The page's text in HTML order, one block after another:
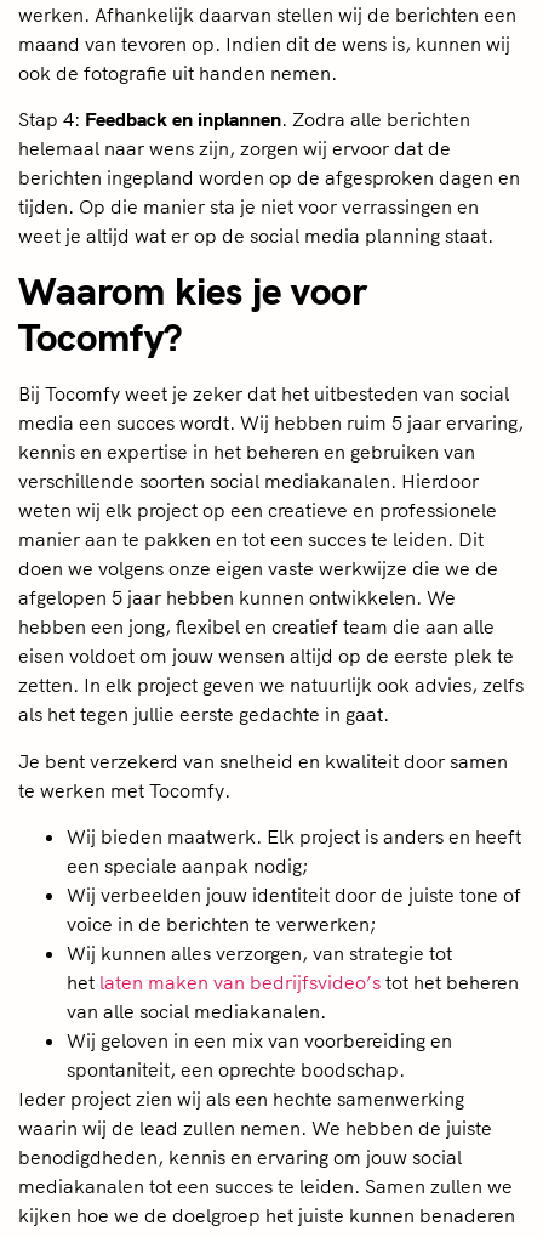
werken. Afhankelijk daarvan stellen wij de berichten een
maand van tevoren op. Indien dit de wens is, kunnen wij
ook de fotografie uit handen nemen.
Stap 4: Feedback en inplannen. Zodra alle berichten
helemaal naar wens zijn, zorgen wij ervoor dat de
berichten ingepland worden op de afgesproken dagen en
tijden. Op die manier sta je niet voor verrassingen en
weet je altijd wat er op de social media planning staat.
Waarom kies je voor
Tocomfy?
Bij Tocomfy weet je zeker dat het uitbesteden van social
media een succes wordt. Wij hebben ruim 5 jaar ervaring,
kennis en expertise in het beheren en gebruiken van
verschillende soorten social mediakanalen. Hierdoor
weten wij elk project op een creatieve en professionele
manier aan te pakken en tot een succes te leiden. Dit
doen we volgens onze eigen vaste werkwijze die we de
afgelopen 5 jaar hebben kunnen ontwikkelen. We
hebben een jong, flexibel en creatief team die aan alle
eisen voldoet om jouw wensen altijd op de eerste plek te
zetten. In elk project geven we natuurlijk ook advies, zelfs
als het tegen jullie eerste gedachte in gaat.
Je bent verzekerd van snelheid en kwaliteit door samen
te werken met Tocomfy.
Wij bieden maatwerk. Elk project is anders en heeft
een speciale aanpak nodig;
Wij verbeelden jouw identiteit door de juiste tone of
voice in de berichten te verwerken;
Wij kunnen alles verzorgen, van strategie tot
het laten maken van bedrijfsvideo’s tot het beheren
van alle social mediakanalen.
Wij geloven in een mix van voorbereiding en
spontaniteit, een oprechte boodschap.
Ieder project zien wij als een hechte samenwerking
waarin wij de lead zullen nemen. We hebben de juiste
benodigdheden, kennis en ervaring om jouw social
mediakanalen tot een succes te leiden. Samen zullen we
kijken hoe we de doelgroep het juiste kunnen benaderen